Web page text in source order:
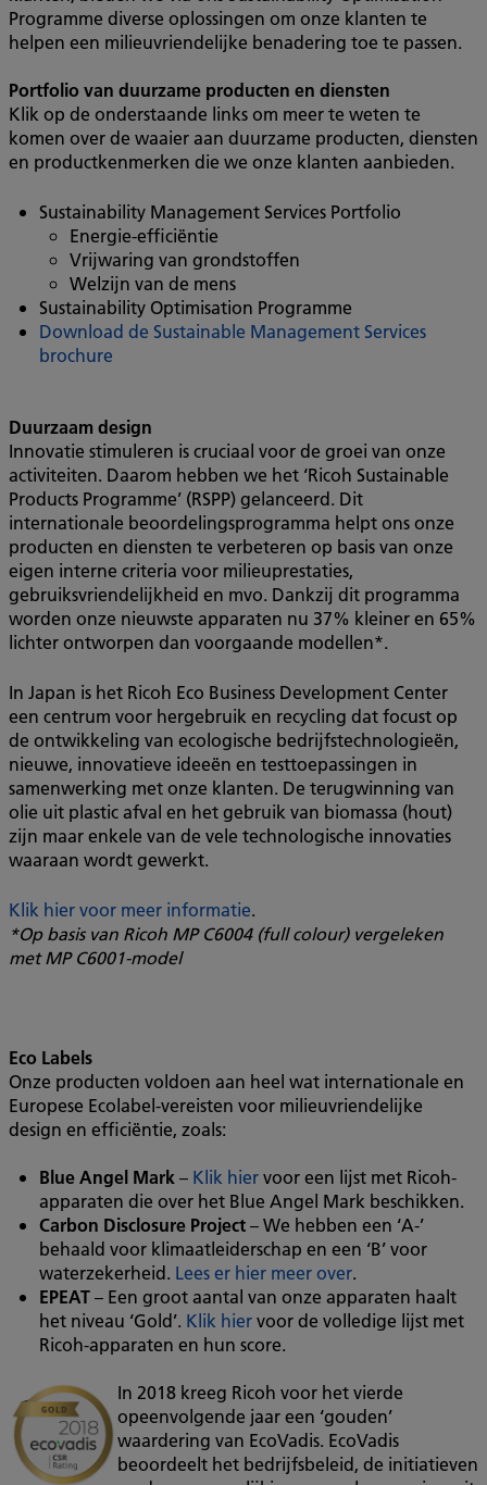
Programme diverse oplossingen om onze klanten te
helpen een milieuvriendelijke benadering toe te passen.
Portfolio van duurzame producten en diensten
Klik op de onderstaande links om meer te weten te
komen over de waaier aan duurzame producten, diensten
en productkenmerken die we onze klanten aanbieden.
Sustainability Management Services Portfolio
Energie-efficiëntie
Vrijwaring van grondstoffen
Welzijn van de mens
Sustainability Optimisation Programme
Download de Sustainable Management Services
brochure
Duurzaam design
Innovatie stimuleren is cruciaal voor de groei van onze
activiteiten. Daarom hebben we het ‘Ricoh Sustainable
Products Programme’ (RSPP) gelanceerd. Dit
internationale beoordelingsprogramma helpt ons onze
producten en diensten te verbeteren op basis van onze
eigen interne criteria voor milieuprestaties,
gebruiksvriendelijkheid en mvo. Dankzij dit programma
worden onze nieuwste apparaten nu 37% kleiner en 65%
lichter ontworpen dan voorgaande modellen*.
In Japan is het Ricoh Eco Business Development Center
een centrum voor hergebruik en recycling dat focust op
de ontwikkeling van ecologische bedrijfstechnologieën,
nieuwe, innovatieve ideeën en testtoepassingen in
samenwerking met onze klanten. De terugwinning van
olie uit plastic afval en het gebruik van biomassa (hout)
zijn maar enkele van de vele technologische innovaties
waaraan wordt gewerkt.
Klik hier voor meer informatie.
*Op basis van Ricoh MP C6004 (full colour) vergeleken
met MP C6001-model
Eco Labels
Onze producten voldoen aan heel wat internationale en
Europese Ecolabel-vereisten voor milieuvriendelijke
design en efficiëntie, zoals:
Blue Angel Mark – Klik hiervoor een lijst met Ricoh-
apparaten die over het Blue Angel Mark beschikken.
Carbon Disclosure Project– We hebben een ‘A-’
behaald voor klimaatleiderschap en een ‘B’ voor
waterzekerheid. Lees er hier meer over.
EPEAT– Een groot aantal van onze apparaten haalt
het niveau ‘Gold’. Klik hiervoor de volledige lijst met
Ricoh-apparaten en hun score.
In 2018 kreeg Ricoh voor het vierde
opeenvolgende jaar een ‘gouden’
waardering van EcoVadis. EcoVadis
beoordeelt het bedrijfsbeleid, de initiatieven